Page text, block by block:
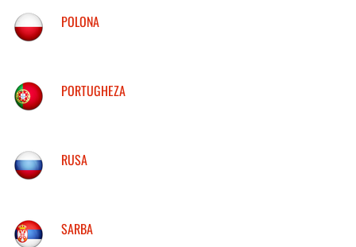
POLONA
PORTUGHEZA
RUSA
SARBA